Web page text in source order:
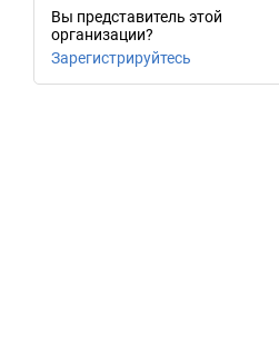
Вы представитель этой
организации?
Зарегистрируйтесь